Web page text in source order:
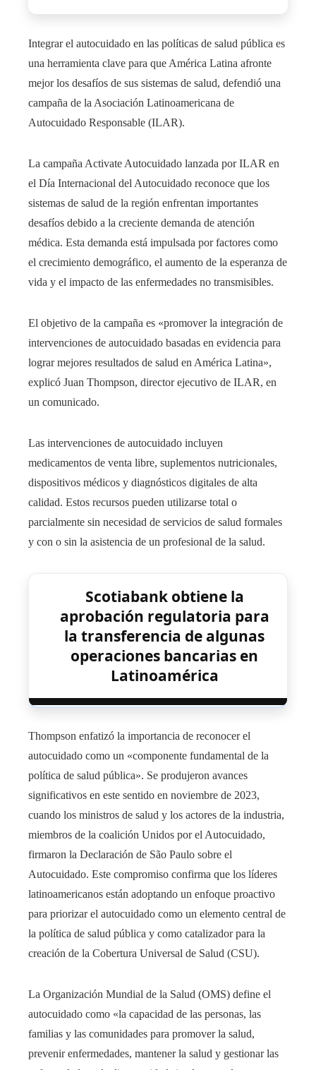
Integrar el autocuidado en las políticas de salud pública es
una herramienta clave para que América Latina afronte
mejor los desafíos de sus sistemas de salud, defendió una
campaña de la Asociación Latinoamericana de
Autocuidado Responsable (ILAR).
La campaña Activate Autocuidado lanzada por ILAR en
el Día Internacional del Autocuidado reconoce que los
sistemas de salud de la región enfrentan importantes
desafíos debido a la creciente demanda de atención
médica. Esta demanda está impulsada por factores como
el crecimiento demográfico, el aumento de la esperanza de
vida y el impacto de las enfermedades no transmisibles.
El objetivo de la campaña es «promover la integración de
intervenciones de autocuidado basadas en evidencia para
lograr mejores resultados de salud en América Latina»,
explicó Juan Thompson, director ejecutivo de ILAR, en
un comunicado.
Las intervenciones de autocuidado incluyen
medicamentos de venta libre, suplementos nutricionales,
dispositivos médicos y diagnósticos digitales de alta
calidad. Estos recursos pueden utilizarse total o
parcialmente sin necesidad de servicios de salud formales
y con o sin la asistencia de un profesional de la salud.
Scotiabank obtiene la
aprobación regulatoria para
la transferencia de algunas
operaciones bancarias en
Latinoamérica
Thompson enfatizó la importancia de reconocer el
autocuidado como un «componente fundamental de la
política de salud pública». Se produjeron avances
significativos en este sentido en noviembre de 2023,
cuando los ministros de salud y los actores de la industria,
miembros de la coalición Unidos por el Autocuidado,
firmaron la Declaración de São Paulo sobre el
Autocuidado. Este compromiso confirma que los líderes
latinoamericanos están adoptando un enfoque proactivo
para priorizar el autocuidado como un elemento central de
la política de salud pública y como catalizador para la
creación de la Cobertura Universal de Salud (CSU).
La Organización Mundial de la Salud (OMS) define el
autocuidado como «la capacidad de las personas, las
familias y las comunidades para promover la salud,
prevenir enfermedades, mantener la salud y gestionar las